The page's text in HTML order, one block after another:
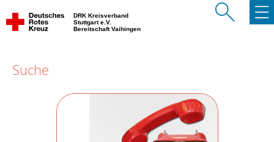
DRK Kreisverband
Stuttgart e.V.
Bereitschaft Vaihingen
Suche